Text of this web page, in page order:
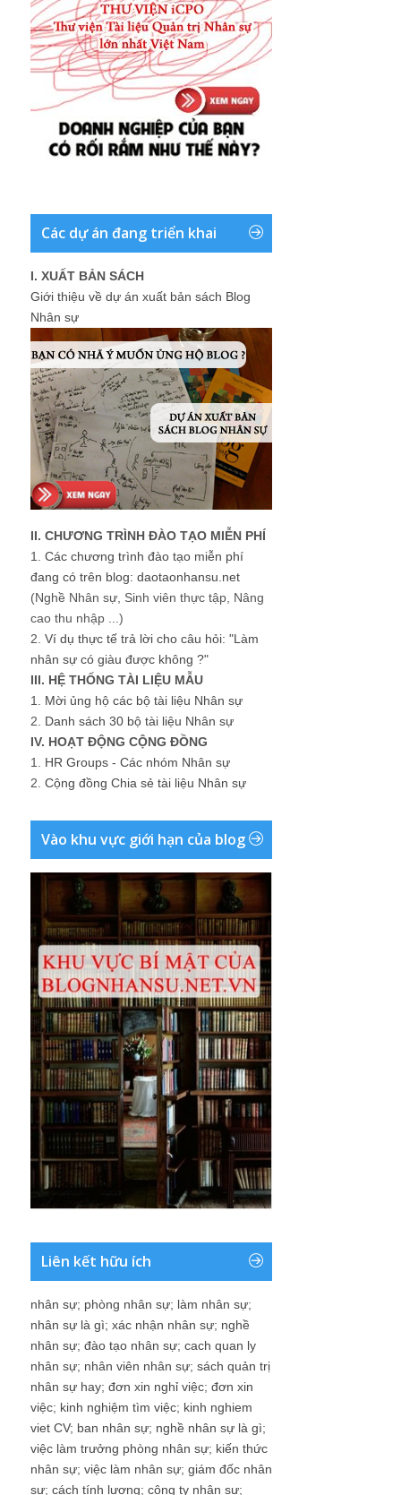
Các dự án đang triển khai
I. XUẤT BẢN SÁCH
Giới thiệu về dự án xuất bản sách Blog
Nhân sự
II. CHƯƠNG TRÌNH ĐÀO TẠO MIỄN PHÍ
1. Các chương trình đào tạo miễn phí
đang có trên blog: daotaonhansu.net
(Nghề Nhân sự, Sinh viên thực tập, Nâng
cao thu nhập ...)
2. Ví dụ thực tế trả lời cho câu hỏi: "Làm
nhân sự có giàu được không ?"
III. HỆ THỐNG TÀI LIỆU MẪU
1. Mời ủng hộ các bộ tài liệu Nhân sự
2. Danh sách 30 bộ tài liệu Nhân sự
IV. HOẠT ĐỘNG CỘNG ĐỒNG
1. HR Groups - Các nhóm Nhân sự
2. Cộng đồng Chia sẻ tài liệu Nhân sự
Vào khu vực giới hạn của blog
Liên kết hữu ích
nhân sự; phòng nhân sự; làm nhân sự;
nhân sự là gì; xác nhận nhân sự; nghề
nhân sự; đào tạo nhân sự; cach quan ly
nhân sự; nhân viên nhân sự; sách quản trị
nhân sự hay; đơn xin nghỉ việc; đơn xin
việc; kinh nghiệm tìm việc; kinh nghiem
viet CV; ban nhân sự; nghề nhân sự là gì;
việc làm trưởng phòng nhân sự; kiến thức
nhân sự; việc làm nhân sự; giám đốc nhân
sự; cách tính lương; công ty nhân sự;